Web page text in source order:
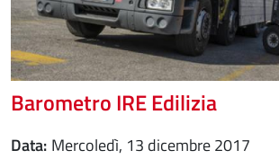
Barometro IRE Edilizia
Data
mercoledì, 13 dicembre 2017